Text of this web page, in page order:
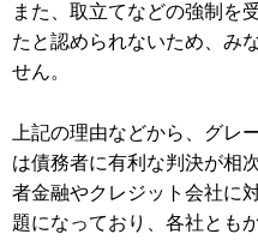
また、取立てなどの強制を
たと認められないため、み
せん。
上記の理由などから、グレ
は債務者に有利な判決が相
者金融やクレジット会社に
題になっており、各社とも